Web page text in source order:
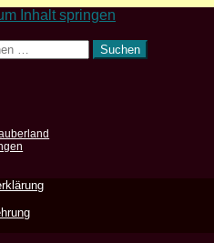
Inhalt springen
Suchen